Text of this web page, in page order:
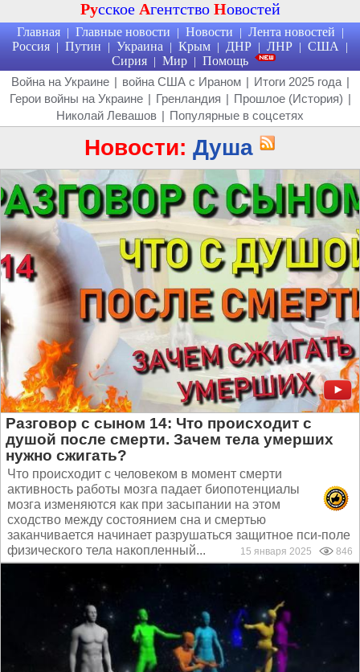
Русское Агентство Новостей
Главная | Главные новости | Новости | Лента новостей |
Россия | Путин | Украина | Крым | ДНР | ЛНР | США |
Сирия | Мир | Помощь
Война на Украине | война США с Ираном | Итоги 2025 года |
Герои войны на Украине | Гренландия | Прошлое (История) |
Николай Левашов | Популярные в соцсетях
Новости: Душа
Разговор с сыном 14: Что происходит с
душой после смерти. Зачем тела умерших
нужно сжигать?
Что происходит с человеком в момент смерти
активность работы мозга падает биопотенциалы
мозга изменяются как при засыпании на этом
сходство между состоянием сна и смертью
заканчивается начинает разрушаться защитное пси-поле
физического тела накопленный...
15 января 2025 846